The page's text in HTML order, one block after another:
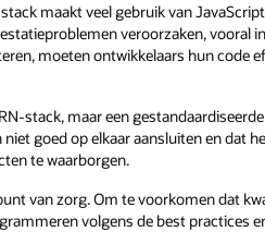
maakt veel gebruik van
veroorzaken, vooral
moeten ontwikkelaars hun code
stack, maar een
goed op elkaar aansluiten en dat
te waarborgen.
van zorg. Om te voorkomen dat
volgens de best practices